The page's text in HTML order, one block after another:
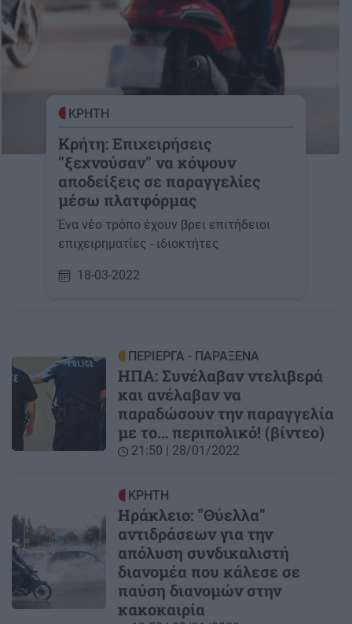
ΚΡΗΤΗ
Κρήτη: Επιχειρήσεις
"ξεχνούσαν" να κόψουν
αποδείξεις σε παραγγελίες
μέσω πλατφόρμας
Ένα νέο τρόπο έχουν βρει επιτήδειοι
επιχειρηματίες - ιδιοκτήτες
18-03-2022
ΠΕΡΙΕΡΓΑ - ΠΑΡΑΞΕΝΑ
ΗΠΑ: Συνέλαβαν ντελιβερά
και ανέλαβαν να
παραδώσουν την παραγγελία
με το… περιπολικό! (βίντεο)
21:50 | 28/01/2022
ΚΡΗΤΗ
Ηράκλειο: "Θύελλα"
αντιδράσεων για την
απόλυση συνδικαλιστή
διανομέα που κάλεσε σε
παύση διανομών στην
κακοκαιρία